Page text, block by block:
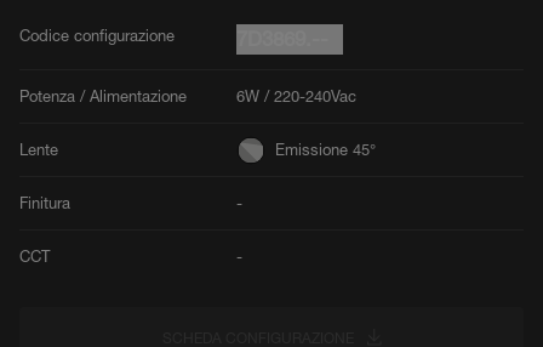
Codice configurazione
Potenza / Alimentazione 6W / 220-240Vac
Lente Emissione 45°
Finitura -
CCT -